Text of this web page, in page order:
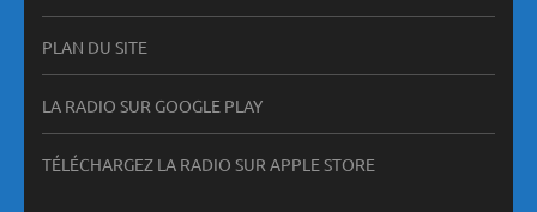
PLAN DU SITE
LA RADIO SUR GOOGLE PLAY
TÉLÉCHARGEZ LA RADIO SUR APPLE STORE